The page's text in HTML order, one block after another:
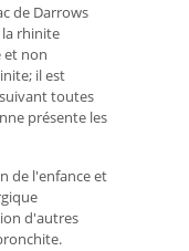
de Darrows
rhinite
et non
il est
toutes
présente les
de l'enfance et
d'autres